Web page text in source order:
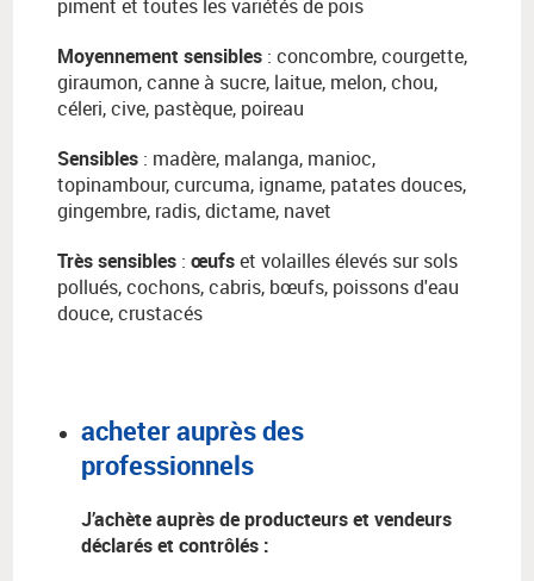
piment et toutes les variétés de pois
Moyennement sensibles : concombre, courgette,
giraumon, canne à sucre, laitue, melon, chou,
céleri, cive, pastèque, poireau
Sensibles : madère, malanga, manioc,
topinambour, curcuma, igname, patates douces,
gingembre, radis, dictame, navet
Très sensibles : œufset volailles élevés sur sols
pollués, cochons, cabris, bœufs, poissons d'eau
douce, crustacés
acheter auprès des
professionnels
J’achète auprès de producteurs et vendeurs
déclarés et contrôlés :